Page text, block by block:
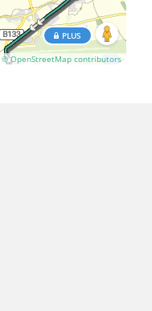
© OpenStreetMap contributors
PLUS